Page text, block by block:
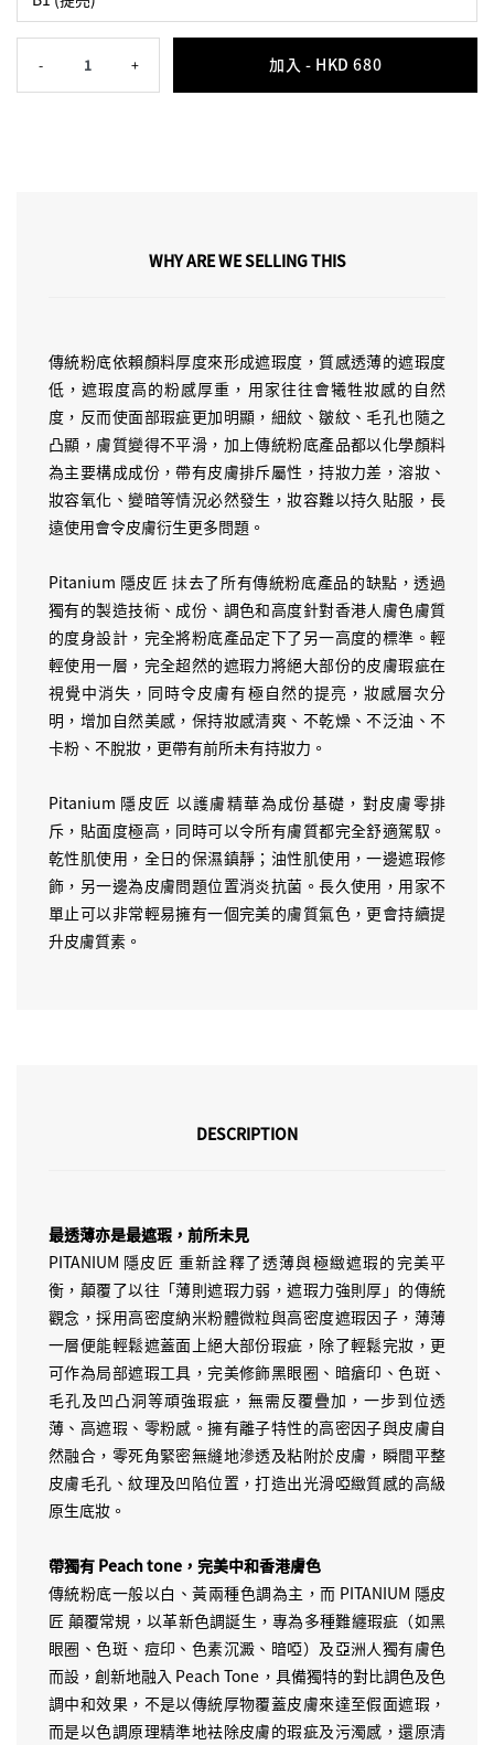
- 1 + 加入 - HKD 680
WHY ARE WE SELLING THIS
傳統粉底依賴顏料厚度來形成遮瑕度，質感透薄的遮瑕度
低，遮瑕度高的粉感厚重，用家往往會犧牲妝感的自然
度，反而使面部瑕疵更加明顯，細紋、皺紋、毛孔也隨之
凸顯，膚質變得不平滑，加上傳統粉底產品都以化學顏料
為主要構成成份，帶有皮膚排斥屬性，持妝力差，溶妝、
妝容氧化、變暗等情況必然發生，妝容難以持久貼服，長
遠使用會令皮膚衍生更多問題。
Pitanium 隱皮匠 抺去了所有傳統粉底產品的缺點，透過
獨有的製造技術、成份、調色和高度針對香港人膚色膚質
的度身設計，完全將粉底產品定下了另一高度的標準。輕
輕使用一層，完全超然的遮瑕力將絕大部份的皮膚瑕疵在
視覺中消失，同時令皮膚有極自然的提亮，妝感層次分
明，增加自然美感，保持妝感清爽、不乾燥、不泛油、不
卡粉、不脫妝，更帶有前所未有持妝力。
Pitanium 隱皮匠 以護膚精華為成份基礎，對皮膚零排
斥，貼面度極高，同時可以令所有膚質都完全舒適駕馭。
乾性肌使用，全日的保濕鎮靜；油性肌使用，一邊遮瑕修
飾，另一邊為皮膚問題位置消炎抗菌。長久使用，用家不
單止可以非常輕易擁有一個完美的膚質氣色，更會持續提
升皮膚質素。
DESCRIPTION
最透薄亦是最遮瑕，前所未見
PITANIUM 隱皮匠 重新詮釋了透薄與極緻遮瑕的完美平
衡，顛覆了以往「薄則遮瑕力弱，遮瑕力強則厚」的傳統
觀念，採用高密度納米粉體微粒與高密度遮瑕因子，薄薄
一層便能輕鬆遮蓋面上絕大部份瑕疵，除了輕鬆完妝，更
可作為局部遮瑕工具，完美修飾黑眼圈、暗瘡印、色斑、
毛孔及凹凸洞等頑強瑕疵，無需反覆疊加，一步到位透
薄、高遮瑕、零粉感。擁有離子特性的高密因子與皮膚自
然融合，零死角緊密無縫地滲透及粘附於皮膚，瞬間平整
皮膚毛孔、紋理及凹陷位置，打造出光滑啞緻質感的高級
原生底妝。
帶獨有 Peach tone，完美中和香港膚色
傳統粉底一般以白、黃兩種色調為主，而 PITANIUM 隱皮
匠 顛覆常規，以革新色調誕生，專為多種難纏瑕疵（如黑
眼圈、色斑、痘印、色素沉澱、暗啞）及亞洲人獨有膚色
而設，創新地融入 Peach Tone，具備獨特的對比調色及色
調中和效果，不是以傳統厚物覆蓋皮膚來達至假面遮瑕，
而是以色調原理精準地袪除皮膚的瑕疵及污濁感，還原清